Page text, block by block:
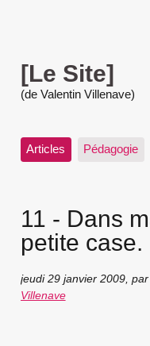
[Le Site]
(de Valentin Villenave)
Articles Pédagogie
11 - Dans
petite case.
jeudi 29 janvier 2009, par
Villenave